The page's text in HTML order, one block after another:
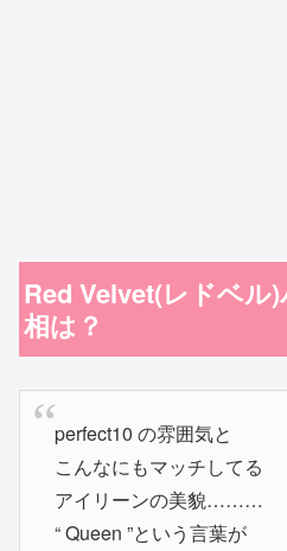
Red Velvet(レドベル
相は？
perfect10 の雰囲気と
こんなにもマッチしてる
アイリーンの美貌………
“ Queen ”という言葉が